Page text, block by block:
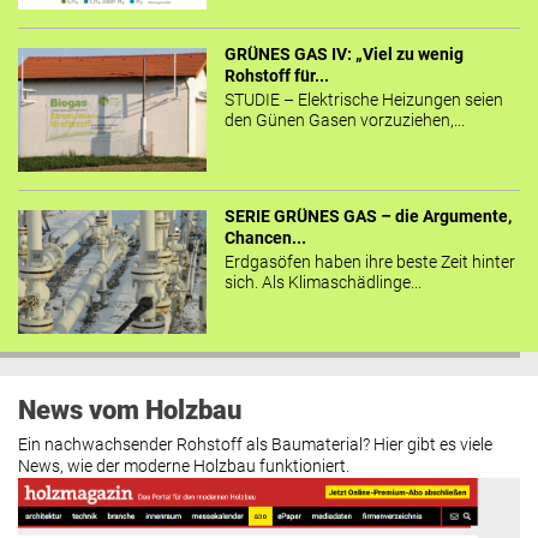
GRÜNES GAS IV: „Viel zu wenig
Rohstoff für...
STUDIE – Elektrische Heizungen seien
den Günen Gasen vorzuziehen,...
SERIE GRÜNES GAS – die Argumente,
Chancen...
Erdgasöfen haben ihre beste Zeit hinter
sich. Als Klimaschädlinge...
News vom Holzbau
Ein nachwachsender Rohstoff als Baumaterial? Hier gibt es viele
News, wie der moderne Holzbau funktioniert.